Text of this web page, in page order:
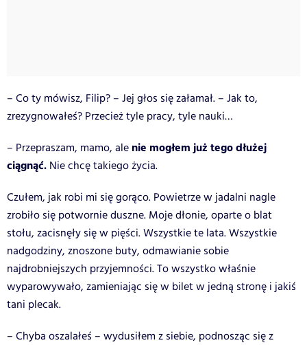
– Co ty mówisz, Filip? – Jej głos się załamał. – Jak to,
zrezygnowałeś? Przecież tyle pracy, tyle nauki…
– Przepraszam, mamo, ale nie mogłem już tego dłużej
ciągnąć. Nie chcę takiego życia.
Czułem, jak robi mi się gorąco. Powietrze w jadalni nagle
zrobiło się potwornie duszne. Moje dłonie, oparte o blat
stołu, zacisnęły się w pięści. Wszystkie te lata. Wszystkie
nadgodziny, znoszone buty, odmawianie sobie
najdrobniejszych przyjemności. To wszystko właśnie
wyparowywało, zamieniając się w bilet w jedną stronę i jakiś
tani plecak.
– Chyba oszalałeś – wydusiłem z siebie, podnosząc się z